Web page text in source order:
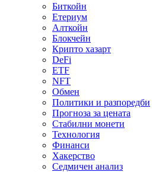
Биткойн
Етериум
Алткойн
Блокчейн
Крипто хазарт
DeFi
ETF
NFT
Обмен
Политики и разпоредби
Прогноза за цената
Стабилни монети
Технология
Финанси
Хакерство
Седмичен анализ